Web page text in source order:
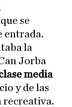
se
entrada.
la
Jorba
media
y de las
recreativa.